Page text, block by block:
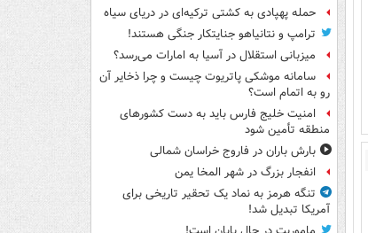
حمله پهپادی به کشتی ترکیه‌ای در دریای سیاه
ترامپ و نتانیاهو جنایتکار جنگی هستند!
میزبانی استقلال در آسیا به امارات می‌رسد؟
سامانه موشکی پاتریوت چیست و چرا ذخایر آن
رو به اتمام است؟
امنیت خلیج فارس باید به دست کشورهای
منطقه تأمین شود
بارش باران در فاروج خراسان شمالی
انفجار بزرگ در شهر المخا یمن
تنگه هرمز به نماد یک تحقیر تاریخی برای
آمریکا تبدیل شد!